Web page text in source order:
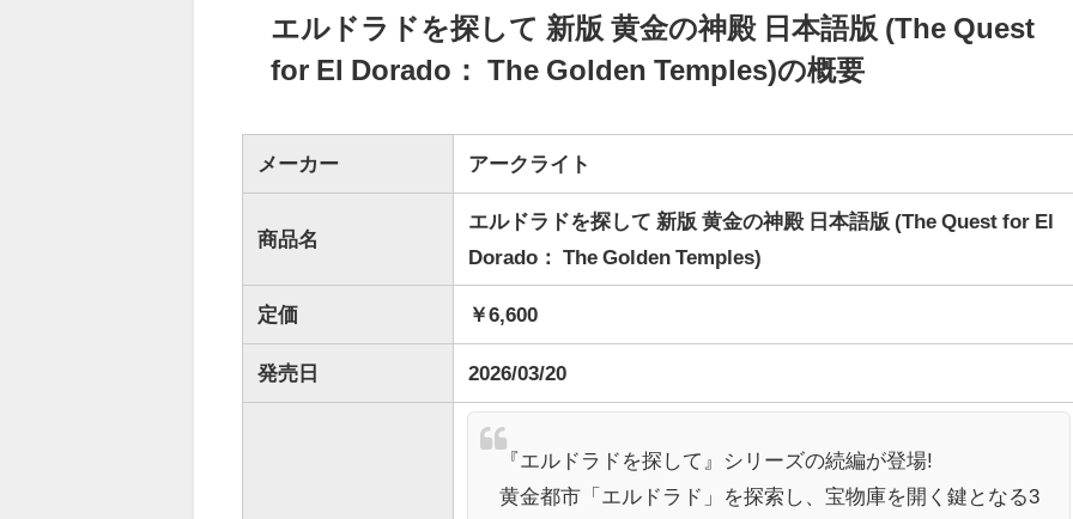
エルドラドを探して 新版 黄金の神殿 日本語版 (The Quest
for El Dorado： The Golden Temples)の概要
メーカー アークライト
商品名
エルドラドを探して 新版 黄金の神殿 日本語版 (The Quest for El
Dorado： The Golden Temples)
定価 ￥6,600
発売日 2026/03/20
『エルドラドを探して』シリーズの続編が登場!
黄金都市「エルドラド」を探索し、宝物庫を開く鍵となる3